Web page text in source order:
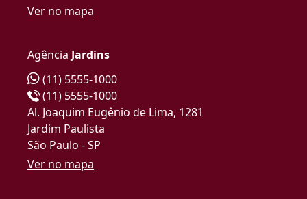
Ver no mapa
Agência Jardins
(11) 5555-1000
(11) 5555-1000
Al. Joaquim Eugênio de Lima, 1281
Jardim Paulista
São Paulo - SP
Ver no mapa